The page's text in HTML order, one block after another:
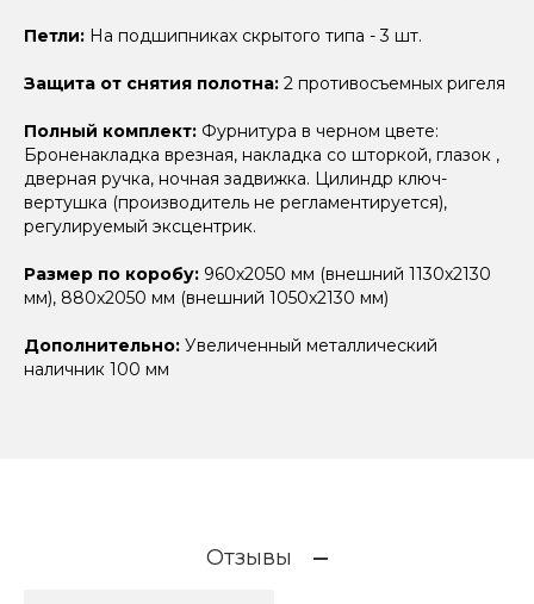
Петли: На подшипниках скрытого типа - 3 шт.
Защита от снятия полотна: 2 противосъемных ригеля
Полный комплект: Фурнитура в черном цвете:
Броненакладка врезная, накладка со шторкой, глазок ,
дверная ручка, ночная задвижка. Цилиндр ключ-
вертушка (производитель не регламентируется),
регулируемый эксцентрик.
Размер по коробу: 960х2050 мм (внешний 1130х2130
мм), 880х2050 мм (внешний 1050х2130 мм)
Дополнительно: Увеличенный металлический
наличник 100 мм
Отзывы